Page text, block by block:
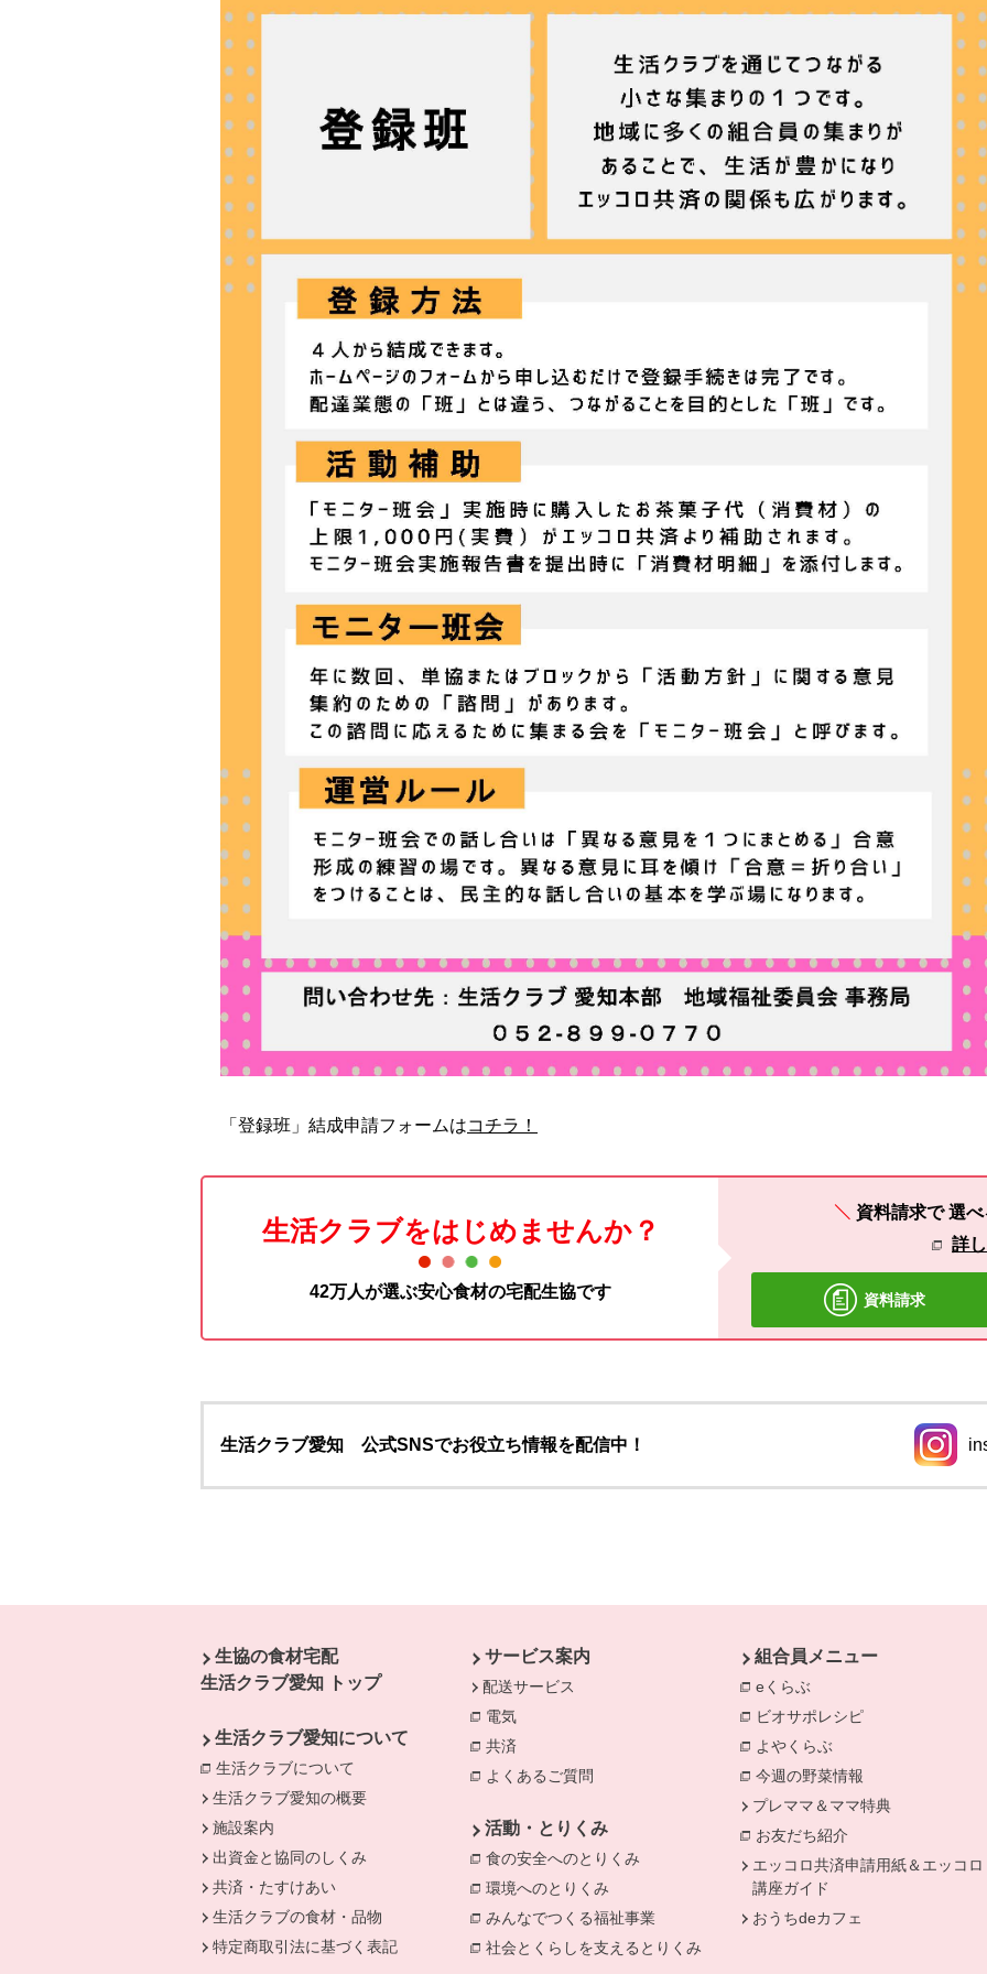
「登録班」結成申請フォームはコチラ！
生活クラブをはじめませんか？
42万人が選ぶ安心食材の宅配生協です
資料請求で選
詳
資料請求
生活クラブ愛知 公式SNSでお役立ち情報を配信中！
別のウ
生協の食材宅配
生活クラブ愛知 トップ
生活クラブ愛知について
生活クラブについて
別のウィンドウで開きます。
生活クラブ愛知の概要
施設案内
出資金と協同のしくみ
共済・たすけあい
生活クラブの食材・品物
特定商取引法に基づく表記
サービス案内
配送サービス
電気
共済
よくあるご質問
別のウィンドウで開きます。
活動・とりくみ
食の安全へのとりくみ 別のウィンドウで開きます。
環境へのとりくみ 別のウィンドウで開きます。
みんなでつくる福祉事業 別のウィンドウで開きます。
社会とくらしを支えるとりくみ
組合員メニュー
eくらぶ
ビオサポレシピ
よやくらぶ
今週の野菜情報
プレママ＆ママ特典
お友だち紹介
エッコロ共済申請用紙＆エッコロ
講座ガイド
おうちdeカフェ